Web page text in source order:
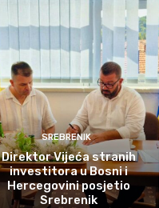
SREBRENIK
Direktor Vijeća stranih
investitora u Bosni i
Hercegovini posjetio
Srebrenik